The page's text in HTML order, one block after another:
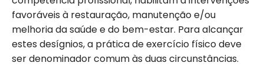
favoráveis à restauração, manutenção e/ou
melhoria da saúde e do bem-estar. Para alcançar
estes desígnios, a prática de exercício físico deve
ser denominador comum às duas circunstâncias.